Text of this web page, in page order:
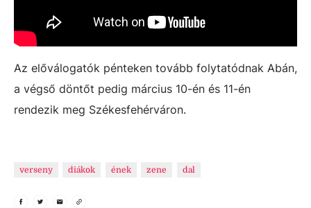
Az előválogatók pénteken tovább folytatódnak Abán,
a végső döntőt pedig március 10-én és 11-én
rendezik meg Székesfehérváron.
verseny diákok ének zene dal